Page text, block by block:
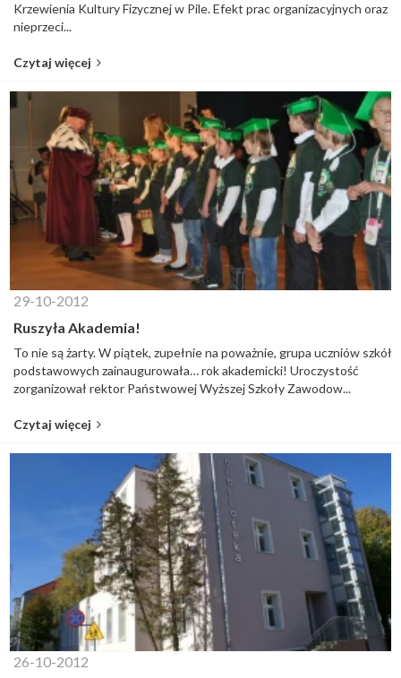
Krzewienia Kultury Fizycznej w Pile. Efekt prac organizacyjnych oraz
nieprzeci...
Czytaj więcej
29-10-2012
Ruszyła Akademia!
To nie są żarty. W piątek, zupełnie na poważnie, grupa uczniów szkół
podstawowych zainaugurowała… rok akademicki! Uroczystość
zorganizował rektor Państwowej Wyższej Szkoły Zawodow...
Czytaj więcej
26-10-2012